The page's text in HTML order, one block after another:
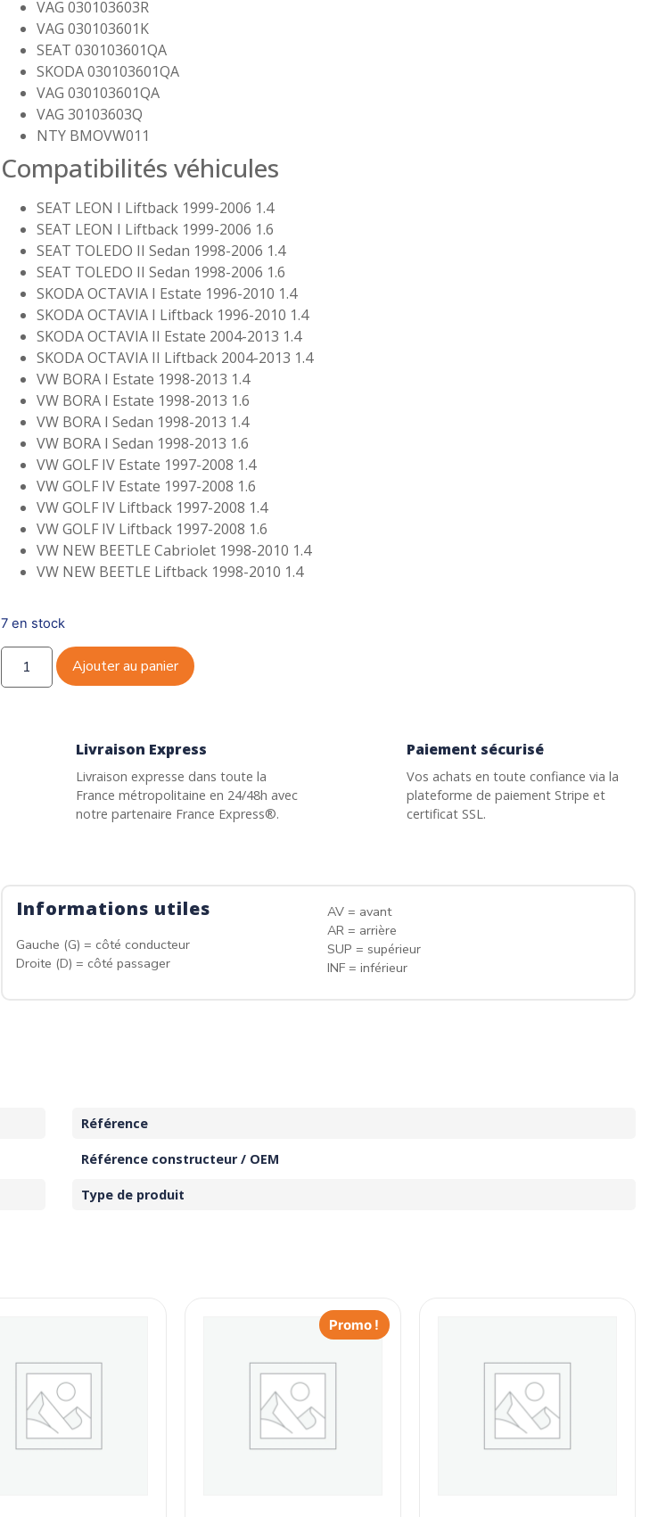
VAG 030103603R
VAG 030103601K
SEAT 030103601QA
SKODA 030103601QA
VAG 030103601QA
VAG 30103603Q
NTY BMOVW011
Compatibilités véhicules
SEAT LEON I Liftback 1999-2006 1.4
SEAT LEON I Liftback 1999-2006 1.6
SEAT TOLEDO II Sedan 1998-2006 1.4
SEAT TOLEDO II Sedan 1998-2006 1.6
SKODA OCTAVIA I Estate 1996-2010 1.4
SKODA OCTAVIA I Liftback 1996-2010 1.4
SKODA OCTAVIA II Estate 2004-2013 1.4
SKODA OCTAVIA II Liftback 2004-2013 1.4
VW BORA I Estate 1998-2013 1.4
VW BORA I Estate 1998-2013 1.6
VW BORA I Sedan 1998-2013 1.4
VW BORA I Sedan 1998-2013 1.6
VW GOLF IV Estate 1997-2008 1.4
VW GOLF IV Estate 1997-2008 1.6
VW GOLF IV Liftback 1997-2008 1.4
VW GOLF IV Liftback 1997-2008 1.6
VW NEW BEETLE Cabriolet 1998-2010 1.4
VW NEW BEETLE Liftback 1998-2010 1.4
7 en stock
Ajouter au panier
Livraison Express
Livraison expresse dans toute la
France métropolitaine en 24/48h avec
notre partenaire France Express®.
Paiement sécurisé
Vos achats en toute confiance via la
plateforme de paiement Stripe et
certificat SSL.
Informations utiles
Gauche (G) = côté conducteur
Droite (D) = côté passager
AV = avant
AR = arrière
SUP = supérieur
INF = inférieur
Référence
Référence constructeur / OEM
Type de produit
Promo !